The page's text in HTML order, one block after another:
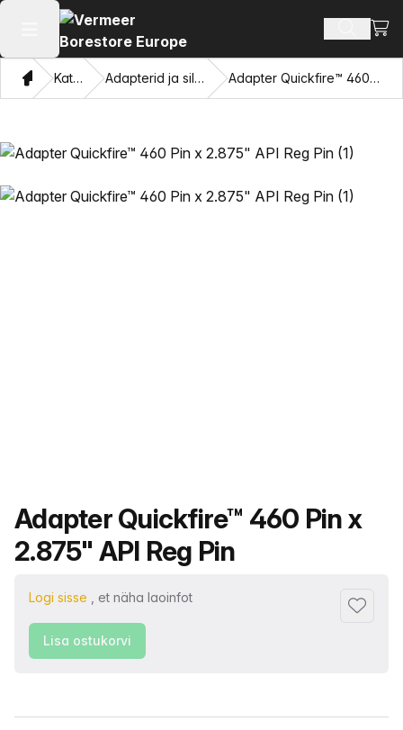
Ava peamenüü Otsi
KoduKataloogi Adapterid ja silmade tõmbamine Adapter Quickfire™ 460 Pin x 2.875" API Reg Pin
Toote nimi
Adapter Quickfire™ 460 Pin x
2.875" API Reg Pin
Logi sisse , et näha laoinfot
Lisa
Lisa ostukorvi